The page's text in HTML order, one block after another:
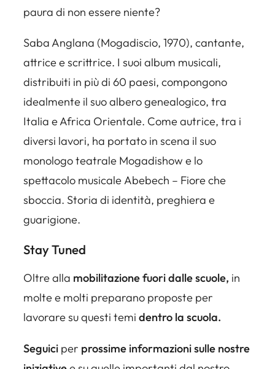
paura di non essere niente?
Saba Anglana (Mogadiscio, 1970), cantante,
attrice e scrittrice. I suoi album musicali,
distribuiti in più di 60 paesi, compongono
idealmente il suo albero genealogico, tra
Italia e Africa Orientale. Come autrice, tra i
diversi lavori, ha portato in scena il suo
monologo teatrale Mogadishow e lo
spettacolo musicale Abebech – Fiore che
sboccia. Storia di identità, preghiera e
guarigione.
Stay Tuned
Oltre alla mobilitazione fuori dalle scuole, in
molte e molti preparano proposte per
lavorare su questi temi dentro la scuola.
Seguici per prossime informazioni sulle nostre